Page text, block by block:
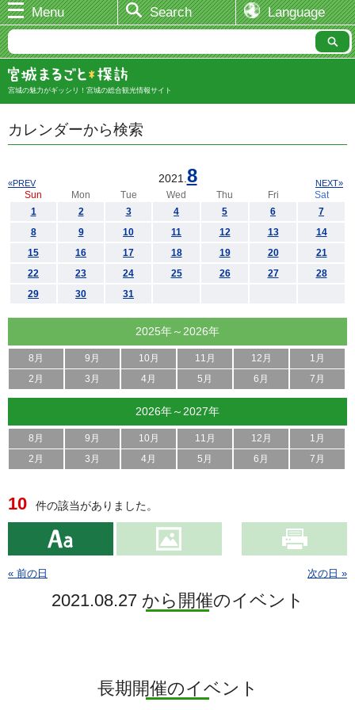
Menu Search Language
宮城の魅力がギッシリ！宮城の総合観光情報サイト
カレンダーから検索
2021. 8
«PREV NEXT»
Sun Mon Tue Wed Thu Fri
Sat
1
2 3 4 5 6
7
8
9 10 11 12 13
14
15
16 17 18 19 20
21
22
23 24 25 26 27
28
29
30 31
2025年～2026年
8月 9月 10月 11月 12月
1月
2月
3月 4月 5月 6月 7月
2026年～2027年
8月 9月 10月 11月 12月
1月
2月
3月 4月 5月 6月 7月
10 件の該当がありました。
« 前の日 次の日 »
2021.08.27 から開催のイベント
長期開催のイベント